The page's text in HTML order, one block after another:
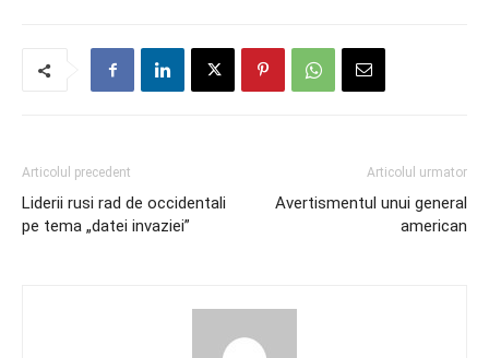
Articolul precedent
Liderii rusi rad de occidentali
pe tema „datei invaziei”
Articolul urmator
Avertismentul unui general
american